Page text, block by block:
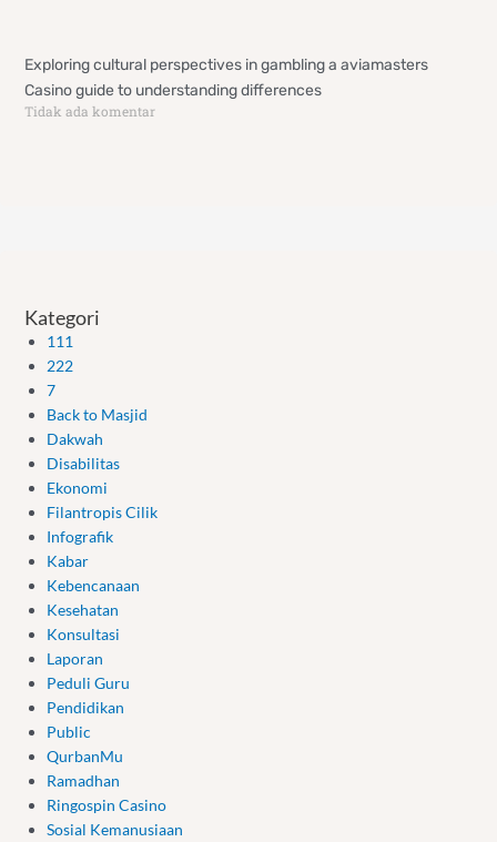
Exploring cultural perspectives in gambling a aviamasters
Casino guide to understanding differences
Tidak ada komentar
Kategori
111
222
7
Back to Masjid
Dakwah
Disabilitas
Ekonomi
Filantropis Cilik
Infografik
Kabar
Kebencanaan
Kesehatan
Konsultasi
Laporan
Peduli Guru
Pendidikan
Public
QurbanMu
Ramadhan
Ringospin Casino
Sosial Kemanusiaan